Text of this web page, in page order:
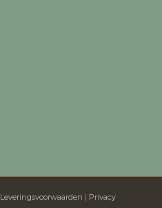
Leveringsvoorwaarden | Privacy